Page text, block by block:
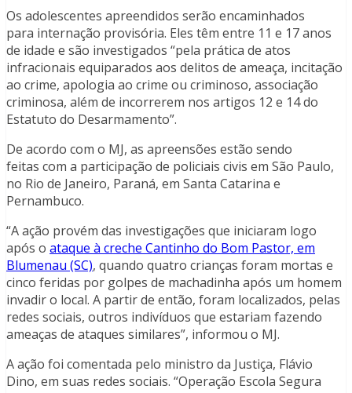
Os adolescentes apreendidos serão encaminhados
para internação provisória. Eles têm entre 11 e 17 anos
de idade e são investigados “pela prática de atos
infracionais equiparados aos delitos de ameaça, incitação
ao crime, apologia ao crime ou criminoso, associação
criminosa, além de incorrerem nos artigos 12 e 14 do
Estatuto do Desarmamento”.
De acordo com o MJ, as apreensões estão sendo
feitas com a participação de policiais civis em São Paulo,
no Rio de Janeiro, Paraná, em Santa Catarina e
Pernambuco.
“A ação provém das investigações que iniciaram logo
após o ataque à creche Cantinho do Bom Pastor, em
Blumenau (SC), quando quatro crianças foram mortas e
cinco feridas por golpes de machadinha após um homem
invadir o local. A partir de então, foram localizados, pelas
redes sociais, outros indivíduos que estariam fazendo
ameaças de ataques similares”, informou o MJ.
A ação foi comentada pelo ministro da Justiça, Flávio
Dino, em suas redes sociais. “Operação Escola Segura